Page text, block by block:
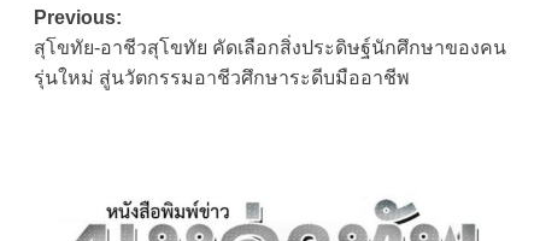
Post
navigation
Previous:
สุโขทัย-อาชีวสุโขทัย คัดเลือกสิ่งประดิษฐ์นักศึกษาของคน
รุ่นใหม่ สู่นวัตกรรมอาชีวศึกษาระดีบมืออาชีพ